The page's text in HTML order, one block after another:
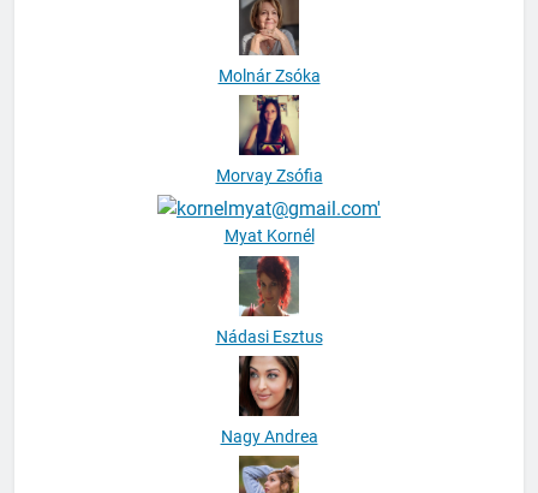
Molnár Zsóka
Morvay Zsófia
Myat Kornél
Nádasi Esztus
Nagy Andrea